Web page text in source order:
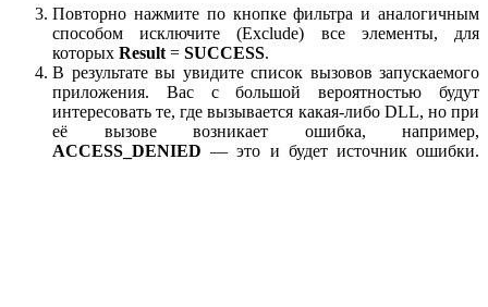
Повторно нажмите по кнопке фильтра и аналогичным
способом исключите (Exclude) все элементы, для
которых Result = SUCCESS.
В результате вы увидите список вызовов запускаемого
приложения. Вас с большой вероятностью будут
интересовать те, где вызывается какая-либо DLL, но при
её вызове возникает ошибка, например,
ACCESS_DENIED — это и будет источник ошибки.